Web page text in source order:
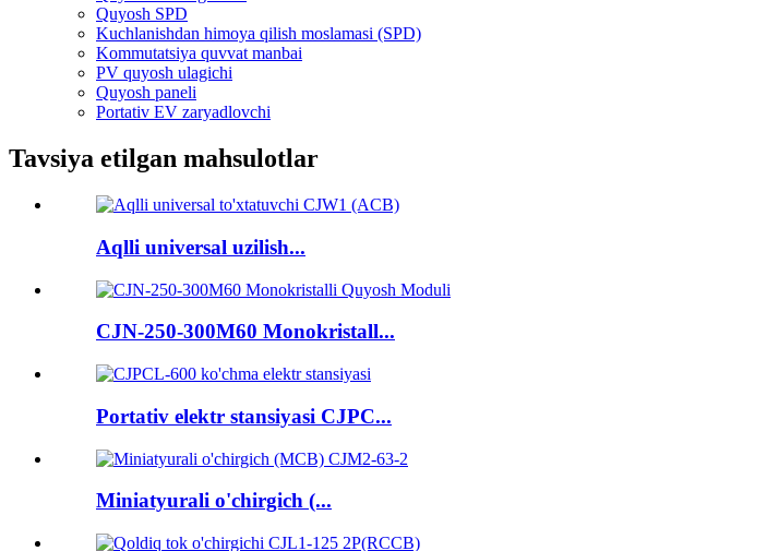
Quyosh SPD
Kuchlanishdan himoya qilish moslamasi (SPD)
Kommutatsiya quvvat manbai
PV quyosh ulagichi
Quyosh paneli
Portativ EV zaryadlovchi
Tavsiya etilgan mahsulotlar
Aqlli universal uzilish...
CJN-250-300M60 Monokristall...
Portativ elektr stansiyasi CJPC...
Miniatyurali o'chirgich (...